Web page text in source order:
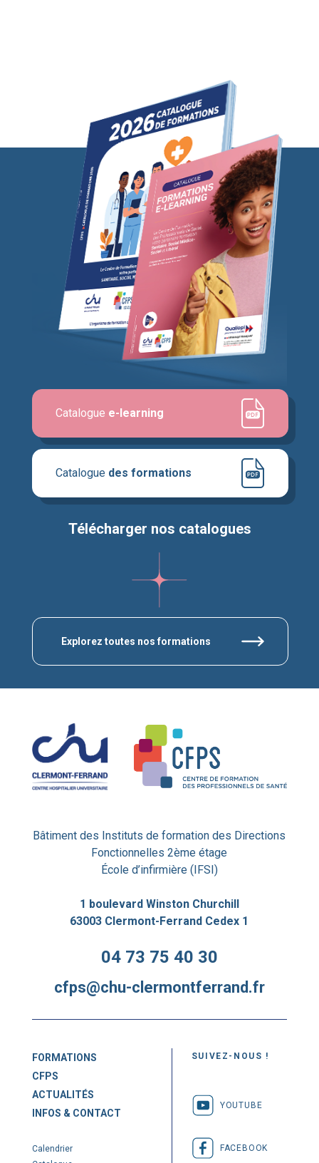
Explorez toutes nos formations
Télécharger nos catalogues
Catalogue des formations
Catalogue e-learning
Bâtiment des Instituts de formation des Directions
Fonctionnelles 2ème étage
École d’infirmière (IFSI)
1 boulevard Winston Churchill
63003 Clermont-Ferrand Cedex 1
04 73 75 40 30
cfps@chu-clermontferrand.fr
FORMATIONS
CFPS
ACTUALITÉS
INFOS & CONTACT
Calendrier
SUIVEZ-NOUS !
YOUTUBE
FACEBOOK